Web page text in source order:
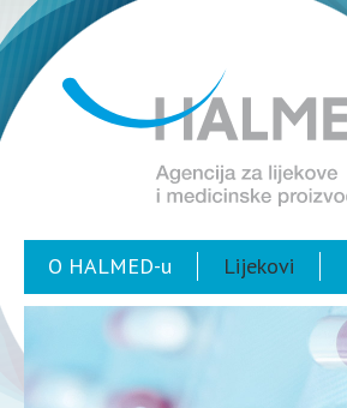
O HALMED-u Lijekovi